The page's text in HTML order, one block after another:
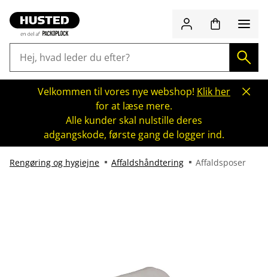
Velkommen til vores nye webshop! Klik her
for at læse mere.
Alle kunder skal nulstille deres
adgangskode, første gang de logger ind.
Rengøring og hygiejne Affaldshåndtering Affaldsposer